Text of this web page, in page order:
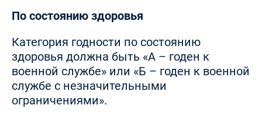
По состоянию здоровья
Категория годности по состоянию
здоровья должна быть «А – годен к
военной службе» или «Б – годен к военной
службе с незначительными
ограничениями».